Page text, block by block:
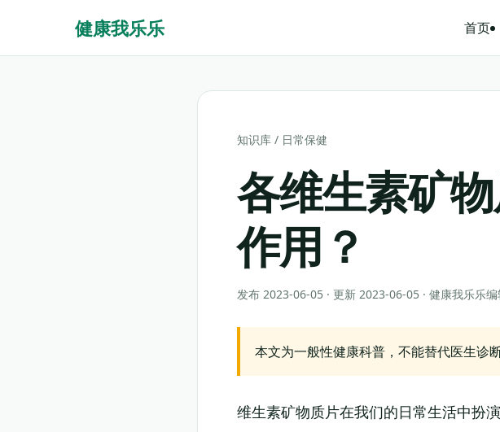
健康我乐乐 首页
知识库 / 日常保健
各维生素矿
作用？
发布 2023-06-05 · 更新 2023-06-05 · 健康我乐乐编
本文为一般性健康科普，不能替代医生诊
维生素矿物质片在我们的日常生活中扮